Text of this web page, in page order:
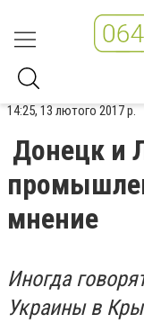
14:25, 13 лютого 2017 р.
Донецк и
мнение
Иногда
Украины в